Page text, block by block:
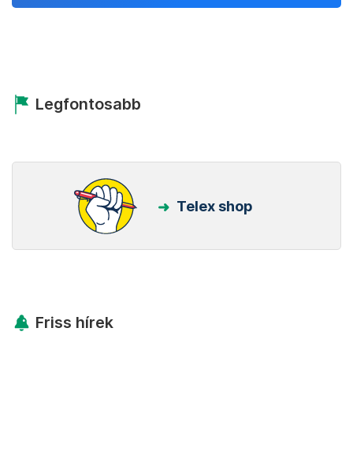
Legfontosabb
Telex shop
Friss hírek